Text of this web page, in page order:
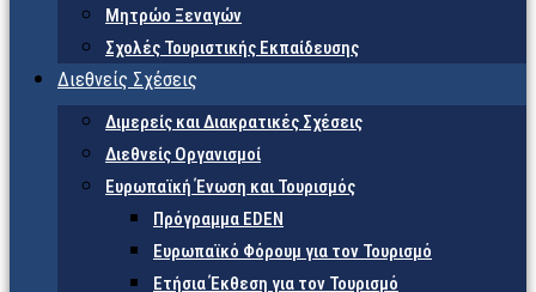
Μητρώο Ξεναγών
Σχολές Τουριστικής Εκπαίδευσης
Διεθνείς Σχέσεις
Διμερείς και Διακρατικές Σχέσεις
Διεθνείς Οργανισμοί
Ευρωπαϊκή Ένωση και Τουρισμός
Πρόγραμμα EDEN
Ευρωπαϊκό Φόρουμ για τον Τουρισμό
Ετήσια Έκθεση για τον Τουρισμό